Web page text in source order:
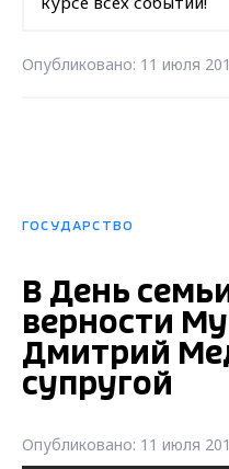
Опубликовано: 11 июля
ГОСУДАРСТВО
В День
верности
Дмитрий
супругой
Опубликовано: 11 июля